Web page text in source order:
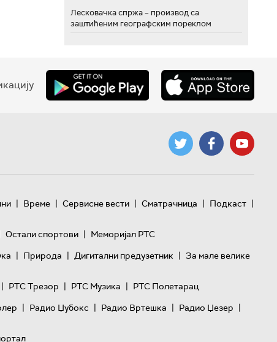
Лесковачка спржа – производ са
заштићеним географским пореклом
| Време | Сервисне вести | Сматрачница | Подкаст |
Остали спортови | Меморијал РТС
| Природа | Дигитални предузетник | За мале велике
| РТС Трезор | РТС Музика | РТС Полетарац
| Радио Џубокс | Радио Вртешка | Радио Џезер |